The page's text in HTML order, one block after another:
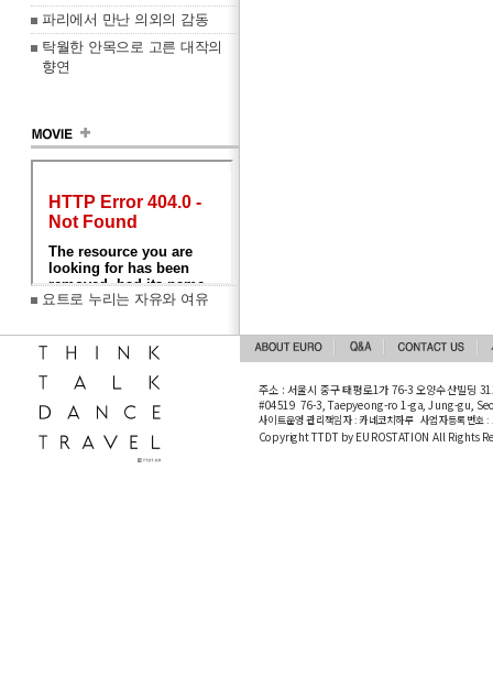
파리에서 만난 의외의 감동
탁월한 안목으로 고른 대작의
향연
요트로 누리는 자유와 여유